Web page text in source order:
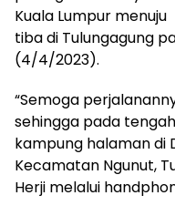
Kuala Lumpur
tiba di Tulungagung
(4/4/2023).
“Semoga
sehingga pada
kampung halaman di
Kecamatan Ngunut,
Herji melalui